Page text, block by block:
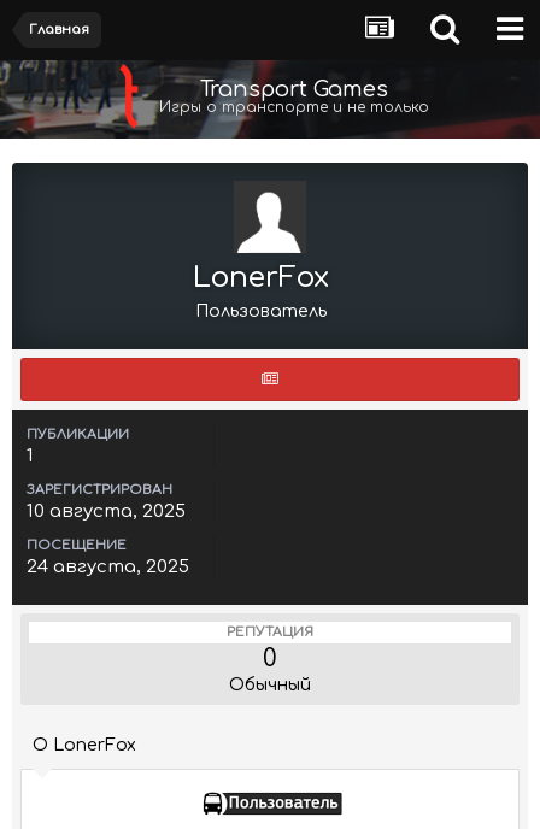
Главная
Transport Games
Игры о транспорте и не только
LonerFox
Пользователь
ПУБЛИКАЦИИ
1
ЗАРЕГИСТРИРОВАН
10 августа, 2025
ПОСЕЩЕНИЕ
24 августа, 2025
РЕПУТАЦИЯ
0
Обычный
О LonerFox